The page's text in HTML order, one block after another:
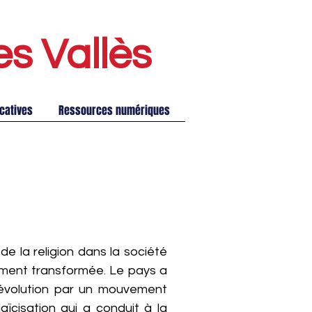
Vallès
Ressources numériques
la religion dans la société
transformée. Le pays a
par un mouvement
qui a conduit à la